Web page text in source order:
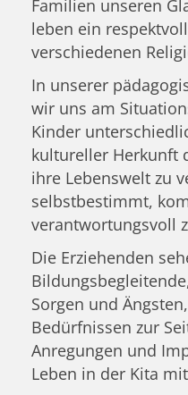
Familien unseren
leben ein
verschiedenen
In unserer
wir uns am
Kinder
kultureller Herkunft
ihre Lebenswelt zu
selbstbestimmt,
verantwortungsvoll
Die Erziehenden
Sorgen und
Bedürfnissen zur
Anregungen und
Leben in der Kita